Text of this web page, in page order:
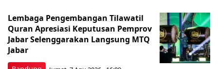
Lembaga Pengembangan Tilawatil
Quran Apresiasi Keputusan Pemprov
Jabar Selenggarakan Langsung MTQ
Jabar